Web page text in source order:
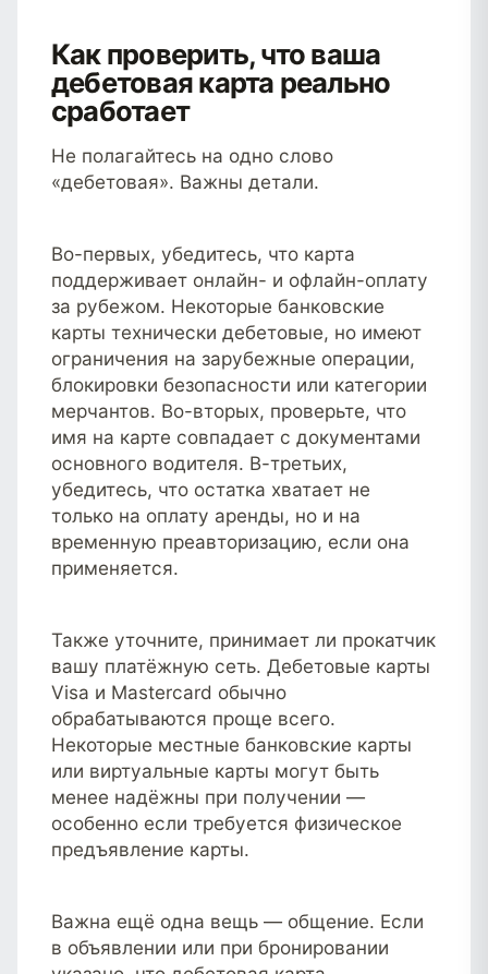
Как проверить, что ваша
дебетовая карта реально
сработает
Не полагайтесь на одно слово
«дебетовая». Важны детали.
Во-первых, убедитесь, что карта
поддерживает онлайн- и офлайн-оплату
за рубежом. Некоторые банковские
карты технически дебетовые, но имеют
ограничения на зарубежные операции,
блокировки безопасности или категории
мерчантов. Во-вторых, проверьте, что
имя на карте совпадает с документами
основного водителя. В-третьих,
убедитесь, что остатка хватает не
только на оплату аренды, но и на
временную преавторизацию, если она
применяется.
Также уточните, принимает ли прокатчик
вашу платёжную сеть. Дебетовые карты
Visa и Mastercard обычно
обрабатываются проще всего.
Некоторые местные банковские карты
или виртуальные карты могут быть
менее надёжны при получении —
особенно если требуется физическое
предъявление карты.
Важна ещё одна вещь — общение. Если
в объявлении или при бронировании